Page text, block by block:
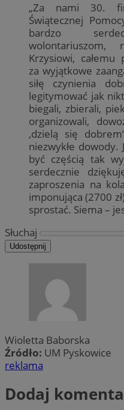
„Za nami 30.
Świątecznej
bardzo
wolontariuszom,
Krzysiowi, całemu
za wyjątkowe
siłę czynienia
legitymować jak
biegali, zbierali,
organizowali,
,dzielą się
niezwykłe
być częścią tak
serdecznie
zaproszenia na
imponująca (2700
sprostać. Siema –
Słuchaj
Udostępnij
Wioletta Baborska
Źródło: UM Pyskowice
reklama
Dodaj